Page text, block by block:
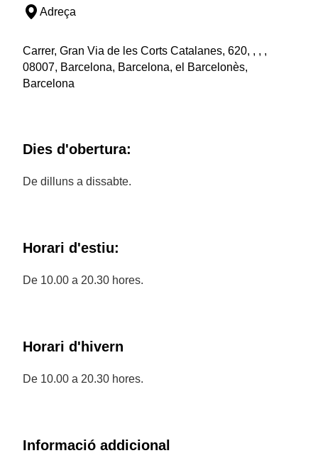
Adreça
Carrer, Gran Via de les Corts Catalanes, 620, , , ,
08007, Barcelona, Barcelona, el Barcelonès,
Barcelona
Dies d'obertura:
De dilluns a dissabte.
Horari d'estiu:
De 10.00 a 20.30 hores.
Horari d'hivern
De 10.00 a 20.30 hores.
Informació addicional